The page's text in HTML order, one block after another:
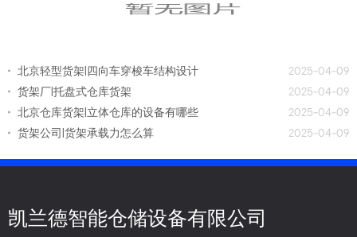
北京轻型货架|四向车穿梭车结构设计
2025-04-09
货架厂|托盘式仓库货架
2025-04-09
北京仓库货架|立体仓库的设备有哪些
2025-04-09
货架公司|货架承载力怎么算
2025-04-09
凯兰德智能仓储设备有限公司